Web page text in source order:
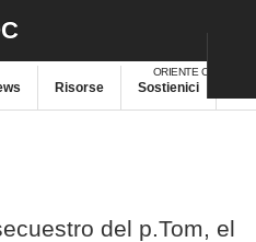
ORIENTE CRISTIANO
Risorse Sostienici
del p.Tom, el